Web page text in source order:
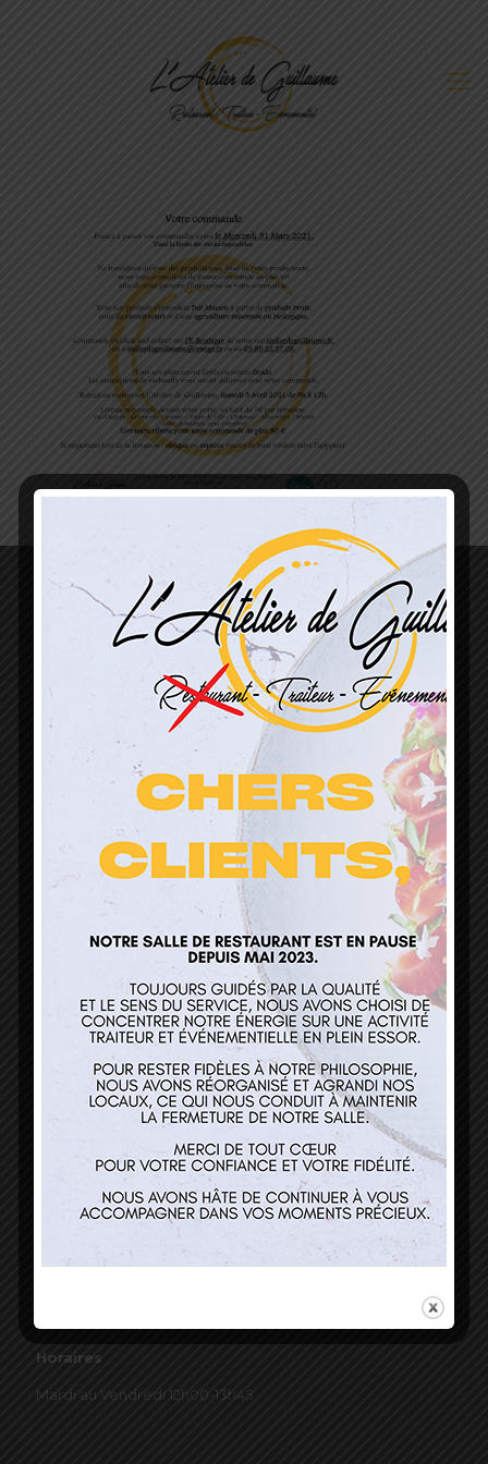
L’Atelier de Guillaume
1 Lieu Dit Sur Les Prés
68160 Sainte Marie Aux Mines
contact@atelierdeguillaume.fr
Nos services
Restaurant
Contact
Horaires
Mardi au Vendredi 12h00-13h45